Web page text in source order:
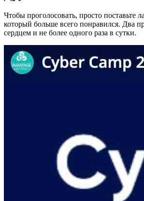
Чтобы проголосовать, просто поставьте
который больше всего понравился. Два
сердцем и не более одного раза в сутки.